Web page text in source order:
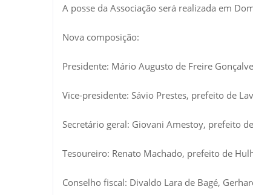
A posse da Associação será realizada em
Nova composição:
Presidente: Mário Augusto de Freire
Vice-presidente: Sávio Prestes, prefeito de
Secretário geral: Giovani Amestoy, prefeito
Tesoureiro: Renato Machado, prefeito de
Conselho fiscal: Divaldo Lara de Bagé,